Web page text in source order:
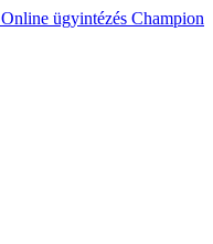
Online ügyintézés Champion